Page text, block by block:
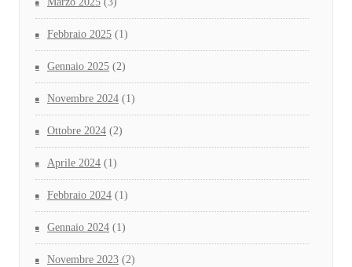
Febbraio 2025 (1)
Gennaio 2025 (2)
Novembre 2024 (1)
Ottobre 2024 (2)
Aprile 2024 (1)
Febbraio 2024 (1)
Gennaio 2024 (1)
Novembre 2023 (2)